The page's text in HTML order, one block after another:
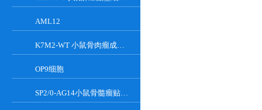
AML12
K7M2-WT 小鼠骨肉瘤成骨细胞系
OP9细胞
SP2/0-AG14小鼠骨髓瘤贴壁细胞系